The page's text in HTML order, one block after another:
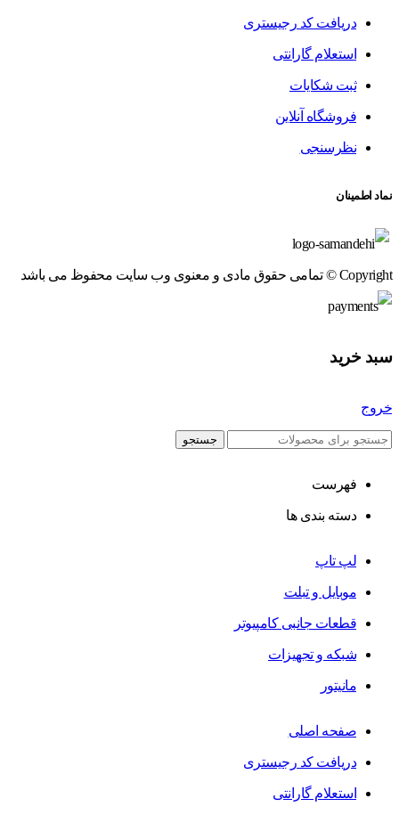
دریافت کد رجیستری
استعلام گارانتی
ثبت شکایات
فروشگاه آنلاین
نظرسنجی
نماد اطمینان
Copyright © تمامی حقوق مادی و معنوی وب سایت محفوظ می باشد
سبد خرید
خروج
جستجو
فهرست
دسته بندی ها
لپ تاپ
موبایل و تبلت
قطعات جانبی کامپیوتر
شبکه و تجهیزات
مانیتور
صفحه اصلی
دریافت کد رجیستری
استعلام گارانتی